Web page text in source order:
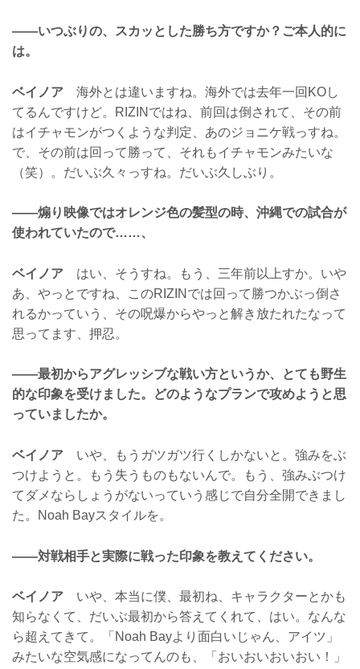
——いつぶりの、スカッとした勝ち方ですか？ご本人的に
は。
ベイノア 海外とは違いますね。海外では去年一回KOし
てるんですけど。RIZINではね、前回は倒されて、その前
はイチャモンがつくような判定、あのジョニケ戦っすね。
で、その前は回って勝って、それもイチャモンみたいな
（笑）。だいぶ久々っすね。だいぶ久しぶり。
——煽り映像ではオレンジ色の髪型の時、沖縄での試合が
使われていたので……、
ベイノア はい、そうすね。もう、三年前以上すか。いや
あ、やっとですね、このRIZINでは回って勝つかぶっ倒さ
れるかっていう、その呪爆からやっと解き放たれたなって
思ってます、押忍。
——最初からアグレッシブな戦い方というか、とても野生
的な印象を受けました。どのようなプランで攻めようと思
っていましたか。
ベイノア いや、もうガツガツ行くしかないと。強みをぶ
つけようと。もう失うものもないんで。もう、強みぶつけ
てダメならしょうがないっていう感じで自分全開できまし
た。Noah Bayスタイルを。
——対戦相手と実際に戦った印象を教えてください。
ベイノア いや、本当に僕、最初ね、キャラクターとかも
知らなくて、だいぶ最初から答えてくれて、はい。なんな
ら超えてきて。「Noah Bayより面白いじゃん、アイツ」
みたいな空気感になってんのも、「おいおいおいおい！」